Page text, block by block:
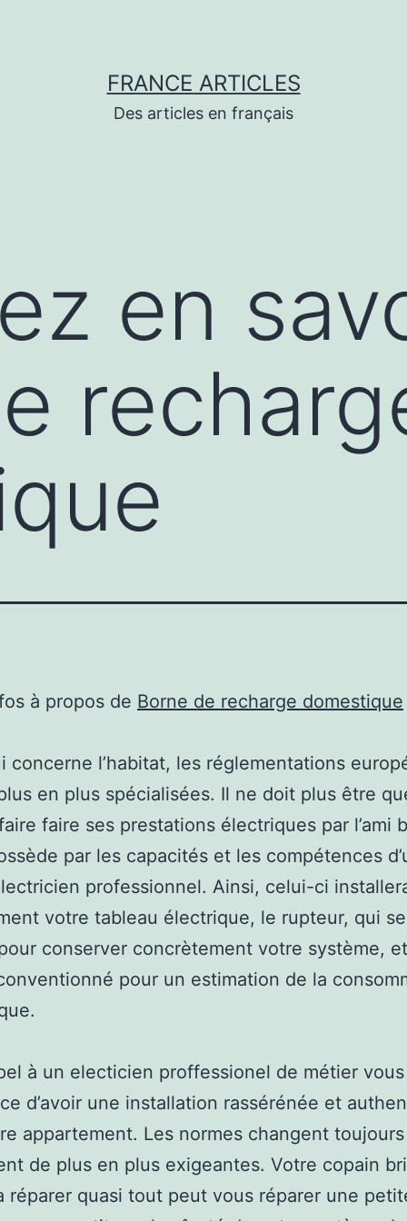
FRANCE ARTICLES
Des articles en français
en
à propos de Borne de recharge domestique
concerne l’habitat, les réglementations
en plus spécialisées. Il ne doit plus être
faire ses prestations électriques par l’ami
par les capacités et les compétences
professionnel. Ainsi, celui-ci
votre tableau électrique, le rupteur, qui
conserver concrètement votre système,
pour un estimation de la
à un electicien proffessionel de métier
d’avoir une installation rassérénée et
appartement. Les normes changent
de plus en plus exigeantes. Votre copain
réparer quasi tout peut vous réparer une